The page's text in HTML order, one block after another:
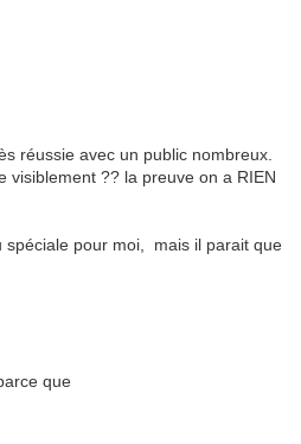
réussie avec un public nombreux.
visiblement ?? la preuve on a RIEN
spéciale pour moi, mais il parait que
que